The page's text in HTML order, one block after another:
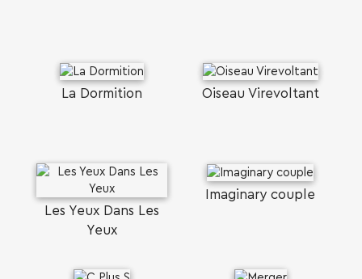
La Dormition Oiseau Virevoltant
Les Yeux Dans Les
Yeux
Imaginary couple